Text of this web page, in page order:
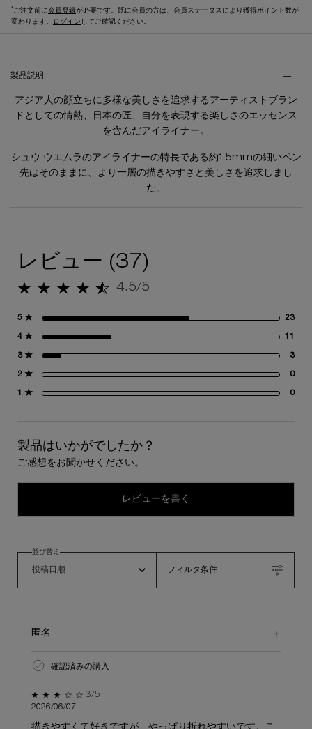
*ご注文前に会員登録が必要です。既に会員の方は、会員ステータスにより獲得ポイント数が
変わります。
ログイン してご確認ください。
製品説明
アジア人の顔立ちに多様な美しさを追求するアーティストブラン
ドとしての情熱、日本の匠、自分を表現する楽しさのエッセンス
を含んだアイライナー。
シュウ ウエムラのアイライナーの特長である約1.5mmの細いペン
先はそのままに、より一層の描きやすさと美しさを追求しまし
た。
レビュー (37)
5星中4.5。 4.5/5
5 ★ 2323
4 ★ 11
3 ★ 33 と
2 ★ 00 と
1 ★ 00 と
製品はいかがでしたか？
ご感想をお聞かせください。
レビューを書く
並び替え
フィルタ条件
匿名
確認済みの購入
5星中3。
3/5
2026/06/07